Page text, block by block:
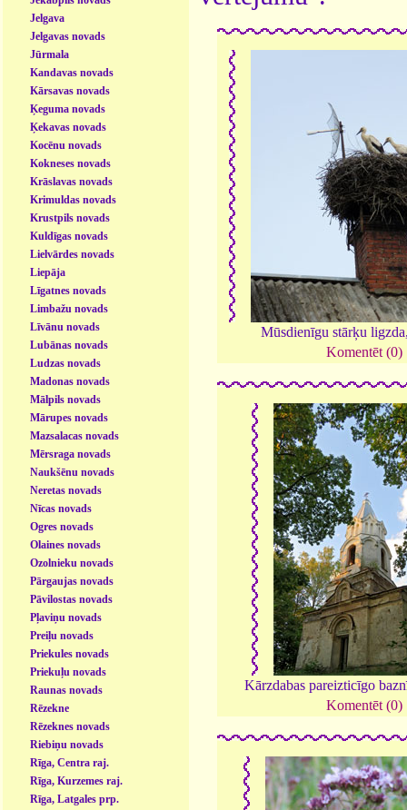
Jelgava
Jelgavas novads
Jūrmala
Kandavas novads
Kārsavas novads
Ķeguma novads
Ķekavas novads
Kocēnu novads
Kokneses novads
Krāslavas novads
Krimuldas novads
Krustpils novads
Kuldīgas novads
Lielvārdes novads
Liepāja
Līgatnes novads
Limbažu novads
Līvānu novads
Lubānas novads
Ludzas novads
Madonas novads
Mālpils novads
Mārupes novads
Mazsalacas novads
Mērsraga novads
Naukšēnu novads
Neretas novads
Nīcas novads
Ogres novads
Olaines novads
Ozolnieku novads
Pārgaujas novads
Pāvilostas novads
Pļaviņu novads
Preiļu novads
Priekules novads
Priekuļu novads
Raunas novads
Rēzekne
Rēzeknes novads
Riebiņu novads
Rīga, Centra raj.
Rīga, Kurzemes raj.
Rīga, Latgales prp.
Mūsdienīgu stārķu
Komentēt (0)
Kārzdabas pareizticīgo
Komentēt (0)